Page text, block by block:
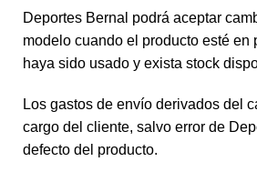
Deportes Bernal podrá aceptar
modelo cuando el producto esté en
haya sido usado y exista stock
Los gastos de envío derivados del
cargo del cliente, salvo error de
defecto del producto.